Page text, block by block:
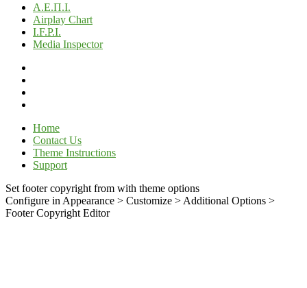
Α.Ε.Π.Ι.
Airplay Chart
I.F.P.I.
Media Inspector
Home
Contact Us
Theme Instructions
Support
Set footer copyright from with theme options
Configure in Appearance > Customize > Additional Options >
Footer Copyright Editor